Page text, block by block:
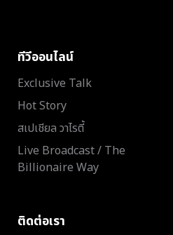
ทีวีออนไลน์
Exclusive Talk
Hot Story
สเปเชียล วาไรตี้
Live Broadcast / The
Billionaire Way
ติดต่อเรา